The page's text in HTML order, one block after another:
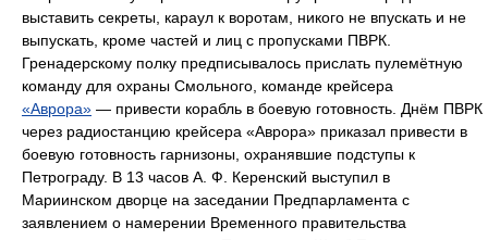
выставить секреты, караул к воротам, никого не впускать и не
выпускать, кроме частей и лиц с пропусками ПВРК.
Гренадерскому полку предписывалось прислать пулемётную
команду для охраны Смольного, команде крейсера
«Аврора» — привести корабль в боевую готовность. Днём ПВРК
через радиостанцию крейсера «Аврора» приказал привести в
боевую готовность гарнизоны, охранявшие подступы к
Петрограду. В 13 часов А. Ф. Керенский выступил в
Мариинском дворце на заседании Предпарламента с
заявлением о намерении Временного правительства